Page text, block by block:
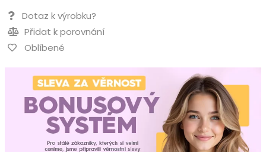
Dotaz k výrobku?
Přidat k porovnání
Oblíbené